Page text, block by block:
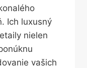
Ich luxusný
nielen
vašich